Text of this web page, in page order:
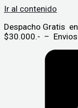
Ir al contenido
Despacho Gratis
$30.000.- –